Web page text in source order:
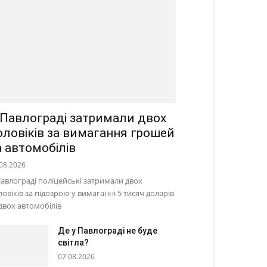
затримали двох
за вимагання грошей
автомобілів
поліцейські затримали двох
за підозрою у вимаганні 5 тисяч доларів
автомобілів
Де у Павлограді не буде
світла?
07.08.2026